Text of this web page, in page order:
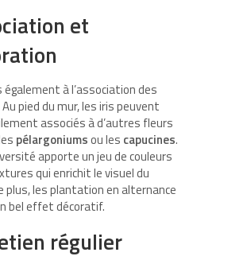
et
également à l’association des
pied du mur, les iris peuvent
associés à d’autres fleurs
pélargoniumsou les capucines.
apporte un jeu de couleurs
qui enrichit le visuel du
plus, les plantation en alternance
bel effet décoratif.
régulier